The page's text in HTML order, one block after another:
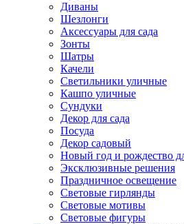
Диваны
Шезлонги
Аксессуары для сада
Зонты
Шатры
Качели
Cветильники уличные
Кашпо уличные
Сундуки
Декор для сада
Посуда
Декор садовый
Новый год и рождество
Эксклюзивные решения
Праздничное освещение
Световые гирлянды
Световые мотивы
Световые фигуры